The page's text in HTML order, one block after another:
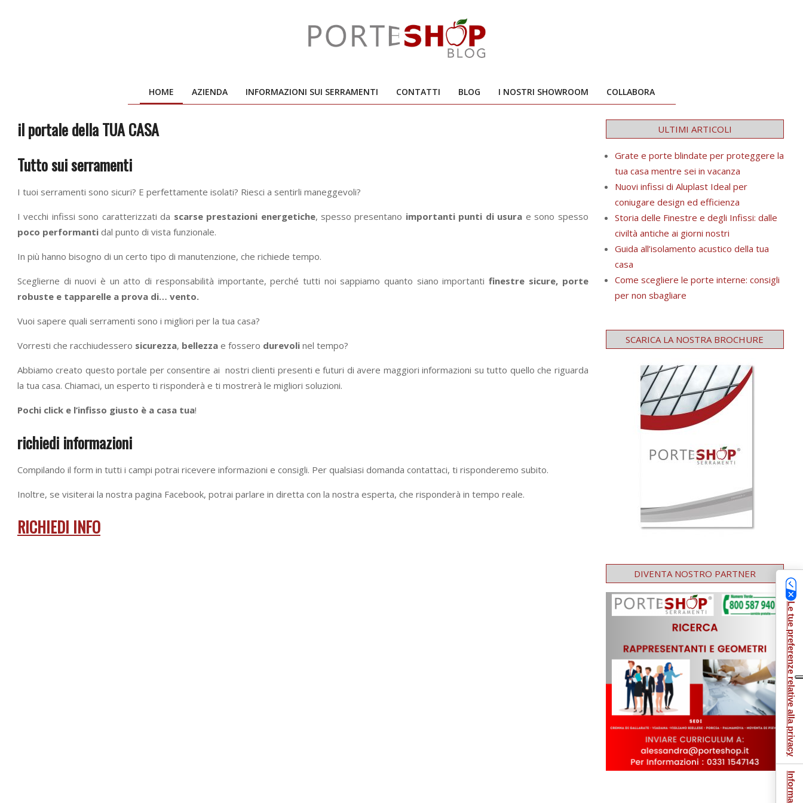
Primary
HOME AZIENDA INFORMAZIONI SUI SERRAMENTI CONTATTI BLOG I NOSTRI SHOWROOM COLLABORA
il portale della TUA CASA
Tutto sui serramenti
I tuoi serramenti sono sicuri? E perfettamente isolati? Riesci a sentirli maneggevoli?
I vecchi infissi sono caratterizzati da scarse prestazioni energetiche, spesso presentano importanti punti di usura e sono spesso
poco performanti dal punto di vista funzionale.
In più hanno bisogno di un certo tipo di manutenzione, che richiede tempo.
Sceglierne di nuovi è un atto di responsabilità importante, perché tutti noi sappiamo quanto siano importantifinestre sicure, porte
robuste e tapparelle a prova di… vento.
Vuoi sapere quali serramenti sono i migliori per la tua casa?
Vorresti che racchiudessero sicurezza, bellezza e fossero durevoli nel tempo?
Abbiamo creato questo portale per consentire ai nostri clienti presenti e futuri di avere maggiori informazioni su tutto quello che riguarda
la tua casa. Chiamaci, un esperto ti risponderà e ti mostrerà le migliori soluzioni.
Pochi click e l’infisso giusto è a casa tua!
richiedi informazioni
Compilando il form in tutti i campi potrai ricevere informazioni e consigli. Per qualsiasi domanda contattaci, ti risponderemo subito.
Inoltre, se visiterai la nostra pagina Facebook, potrai parlare in diretta con la nostra esperta, che risponderà in tempo reale.
RICHIEDI INFO
ULTIMI ARTICOLI
Grate e porte blindate per proteggere la
tua casa mentre sei in vacanza
Nuovi infissi di Aluplast Ideal per
coniugare design ed efficienza
Storia delle Finestre e degli Infissi: dalle
civiltà antiche ai giorni nostri
Guida all’isolamento acustico della tua
casa
Come scegliere le porte interne: consigli
per non sbagliare
SCARICA LA NOSTRA BROCHURE
DIVENTA NOSTRO PARTNER
Le tue preferenze relative alla privacy